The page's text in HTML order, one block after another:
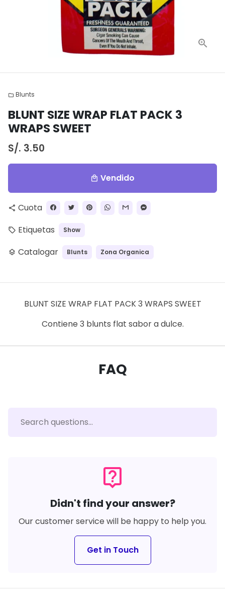
folder Blunts
BLUNT SIZE WRAP FLAT PACK 3
WRAPS SWEET
S/. 3.50
local_mall Vendido
share Cuota
local_offer Etiquetas Show
layers Catalogar Blunts Zona Organica
BLUNT SIZE WRAP FLAT PACK 3 WRAPS SWEET
Contiene 3 blunts flat sabor a dulce.
FAQ
live_help
Didn't find your answer?
Our customer service will be happy to help you.
Get in Touch